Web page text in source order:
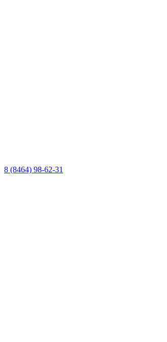
8 (8464) 98-62-31